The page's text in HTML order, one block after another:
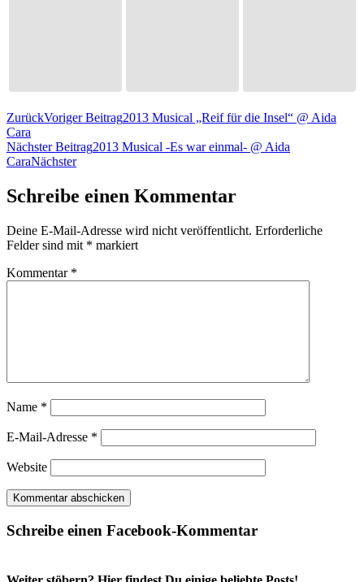
ZurückVoriger Beitrag2013 Musical „Reif für die Insel“ @ Aida
Cara
Nächster Beitrag2013 Musical -Es war einmal- @ Aida
CaraNächster
Schreibe einen Kommentar
Deine E-Mail-Adresse wird nicht veröffentlicht. Erforderliche
Felder sind mit * markiert
Kommentar *
Name *
E-Mail-Adresse *
Website
Schreibe einen Facebook-Kommentar